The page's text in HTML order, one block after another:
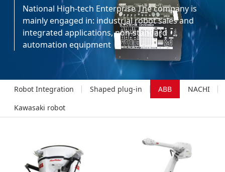
National High-tech Enterprise The company is
mainly engaged in: industrial robot sales and
integrated applications, non-standard
automation equipment
Robot Integration Shaped plug-in ABB
NACHI
Kawasaki robot